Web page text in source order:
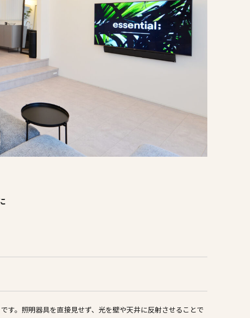
す。照明器具を直接見せず、光を壁や天井に反射させることで